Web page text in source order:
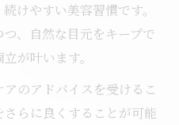
けやすい美容習慣です。
、自然な目元をキープで
が叶います。
のアドバイスを受けるこ
らに良くすることが可能